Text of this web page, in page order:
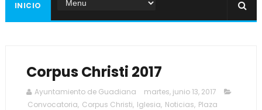
INICIO
Corpus Christi 2017
Ayuntamiento de Guadiana
martes, junio 13, 2017
Convocatoria, Corpus Christi, Iglesia, Noticias, Plaza